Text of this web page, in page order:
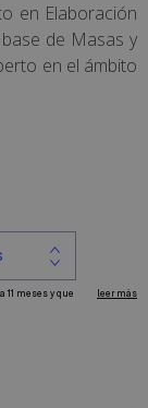
en Elaboración
de Masas y
en el ámbito